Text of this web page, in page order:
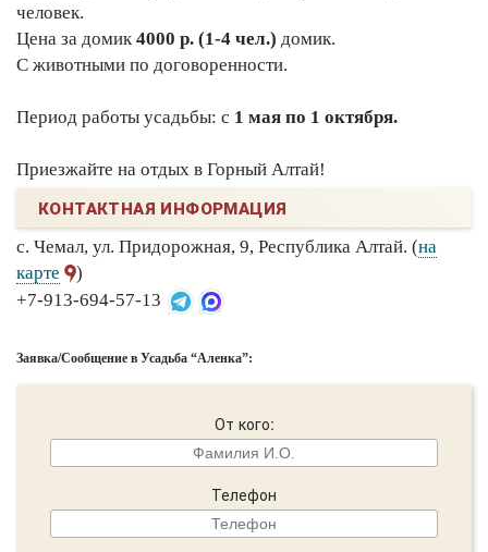
человек.
Цена за домик 4000 р. (1-4 чел.) домик.
С животными по договоренности.
Период работы усадьбы: с 1 мая по 1 октября.
Приезжайте на отдых в Горный Алтай!
КОНТАКТНАЯ ИНФОРМАЦИЯ
с. Чемал, ул. Придорожная, 9, Республика Алтай. (на
карте
)
+7-913-694-57-13
Заявка/Сообщение в Усадьба “Аленка”:
От кого:
Телефон